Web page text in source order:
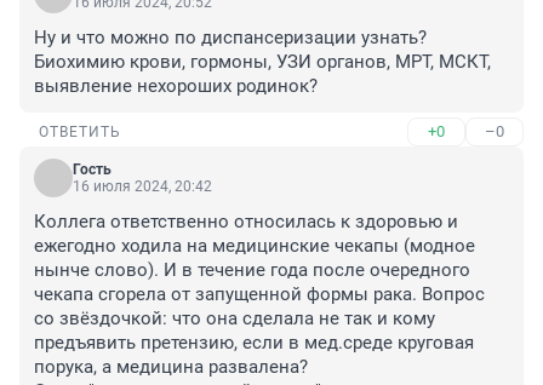
Ну и что можно по диспансеризации узнать?
Биохимию крови, гормоны, УЗИ органов, МРТ, МСКТ,
выявление нехороших родинок?
ОТВЕТИТЬ +0 –0
Гость
16 июля 2024, 20:42
Коллега ответственно относилась к здоровью и
ежегодно ходила на медицинские чекапы (модное
нынче слово). И в течение года после очередного
чекапа сгорела от запущенной формы рака. Вопрос
со звёздочкой: что она сделала не так и кому
предъявить претензию, если в мед.среде круговая
порука, а медицина развалена?